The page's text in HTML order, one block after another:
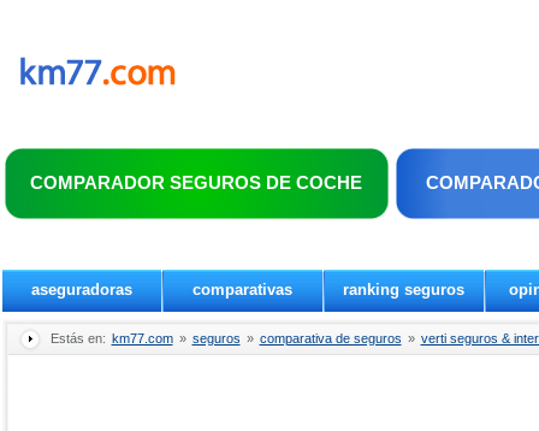
COMPARADOR SEGUROS DE COCHE
aseguradoras comparativas ranking seguros
Estás en: km77.com » seguros » comparativa de seguros » verti seguros &